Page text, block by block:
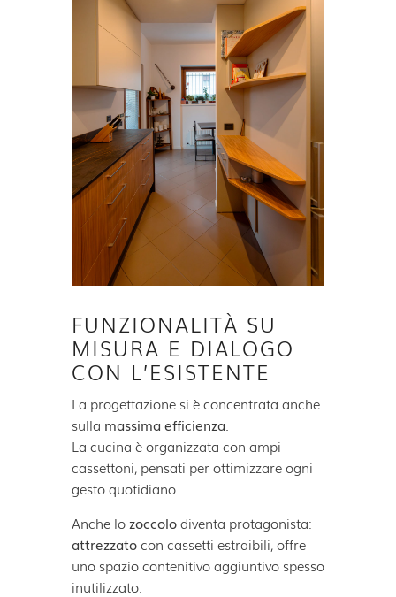
FUNZIONALITÀ SU
MISURA E DIALOGO
CON L’ESISTENTE
La progettazione si è concentrata anche
sulla massima efficienza
La cucina è organizzata con ampi
cassettoni, pensati per ottimizzare ogni
gesto quotidiano.
Anche lozoccolodiventa protagonista:
attrezzatocon cassetti estraibili, offre
uno spazio contenitivo aggiuntivo spesso
inutilizzato.